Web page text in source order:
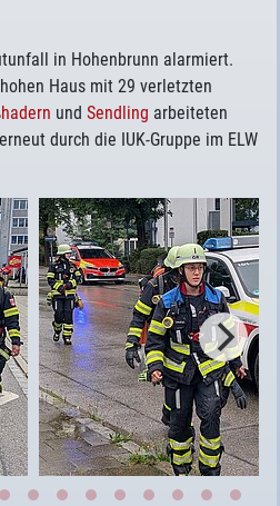
in Hohenbrunn alarmiert.
Haus mit 29 verletzten
und Sendling arbeiteten
durch die IUK-Gruppe im ELW